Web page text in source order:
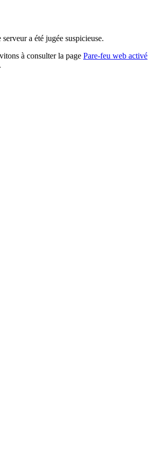
a été jugée suspicieuse.
à consulter la page Pare-feu web activé